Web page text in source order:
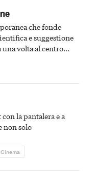
che fonde
e suggestione
volta al centro
passato astigiano
la pantalera e a
non solo